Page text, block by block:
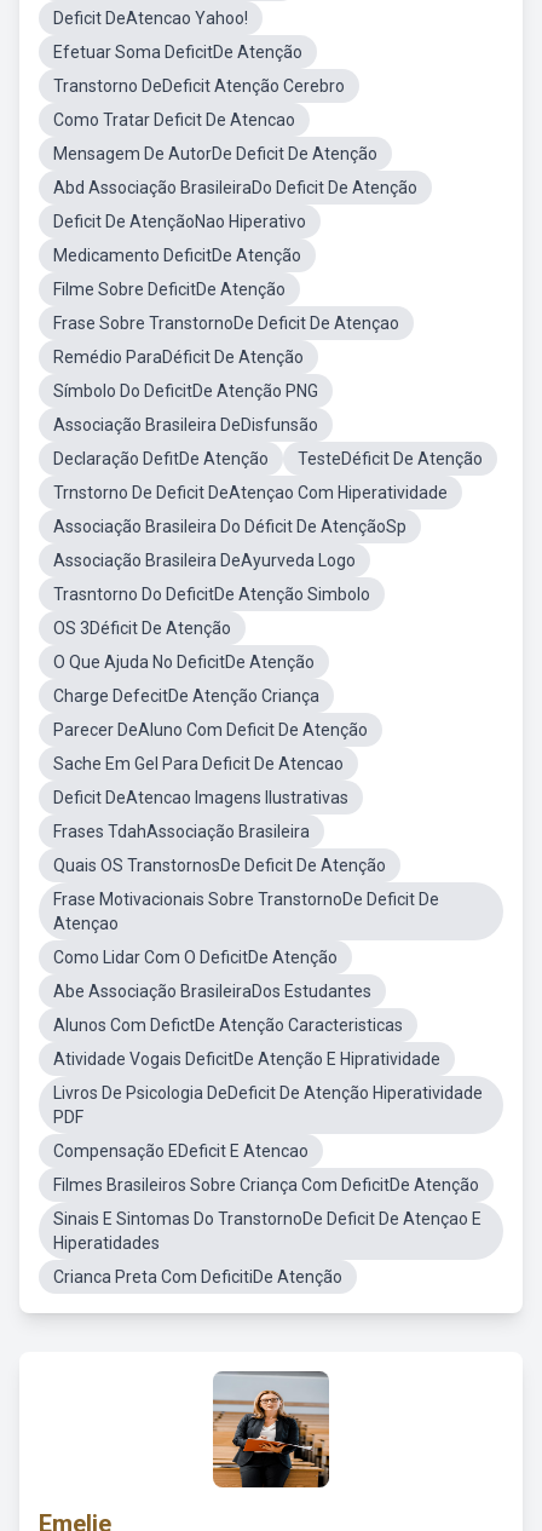
Deficit DeAtencao Yahoo!
Efetuar Soma DeficitDe Atenção
Transtorno DeDeficit Atenção Cerebro
Como Tratar Deficit De Atencao
Mensagem De AutorDe Deficit De Atenção
Abd Associação BrasileiraDo Deficit De Atenção
Deficit De AtençãoNao Hiperativo
Medicamento DeficitDe Atenção
Filme Sobre DeficitDe Atenção
Frase Sobre TranstornoDe Deficit De Atençao
Remédio ParaDéficit De Atenção
Símbolo Do DeficitDe Atenção PNG
Associação Brasileira DeDisfunsão
Declaração DefitDe Atenção
TesteDéficit De Atenção
Trnstorno De Deficit DeAtençao Com Hiperatividade
Associação Brasileira Do Déficit De AtençãoSp
Associação Brasileira DeAyurveda Logo
Trasntorno Do DeficitDe Atenção Simbolo
OS 3Déficit De Atenção
O Que Ajuda No DeficitDe Atenção
Charge DefecitDe Atenção Criança
Parecer DeAluno Com Deficit De Atenção
Sache Em Gel Para Deficit De Atencao
Deficit DeAtencao Imagens Ilustrativas
Frases TdahAssociação Brasileira
Quais OS TranstornosDe Deficit De Atenção
Frase Motivacionais Sobre TranstornoDe Deficit De
Atençao
Como Lidar Com O DeficitDe Atenção
Abe Associação BrasileiraDos Estudantes
Alunos Com DefictDe Atenção Caracteristicas
Atividade Vogais DeficitDe Atenção E Hipratividade
Livros De Psicologia DeDeficit De Atenção Hiperatividade
PDF
Compensação EDeficit E Atencao
Filmes Brasileiros Sobre Criança Com DeficitDe Atenção
Sinais E Sintomas Do TranstornoDe Deficit De Atençao E
Hiperatidades
Crianca Preta Com DeficitiDe Atenção
Emelie